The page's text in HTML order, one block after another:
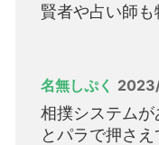
賢者や占い師
名無しぷく
相撲システム
とパラで押さ